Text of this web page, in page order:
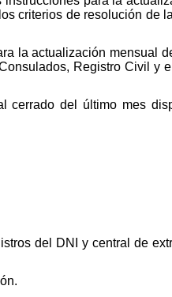
criterios de resolución de
la actualización mensual
Registro Civil y
cerrado del último mes
del DNI y central de